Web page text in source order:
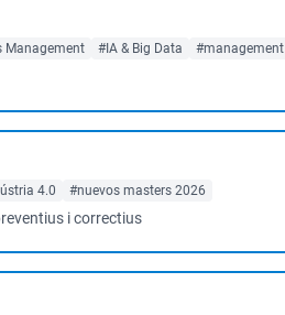
Management #IA & Big Data #management
4.0 #nuevos masters 2026
i correctius